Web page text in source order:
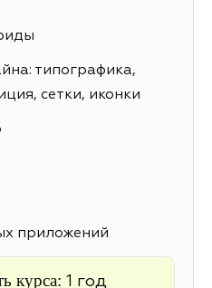
типографика,
сетки, иконки
приложений
курса: 1 год